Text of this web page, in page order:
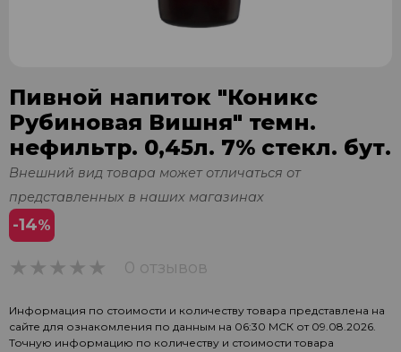
Пивной напиток "Коникс
Рубиновая Вишня" темн.
нефильтр. 0,45л. 7% стекл. бут.
Внешний вид товара может отличаться от
представленных в наших магазинах
-14%
0 отзывов
Информация по стоимости и количеству товара представлена на
сайте для ознакомления по данным на 06:30 МСК от 09.08.2026.
Точную информацию по количеству и стоимости товара